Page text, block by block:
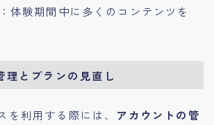
：体験期間中に多くのコンテンツを
理とプランの見直し
を利用する際には、 アカウントの管